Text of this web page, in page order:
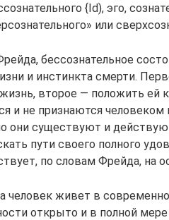
{Id), эго,
или
бессознательное
и инстинкта смерти.
второе — положить ей
и не признаются
они существуют и
пути своего полного
по словам Фрейда, на
человек живет в
открыто и в полной